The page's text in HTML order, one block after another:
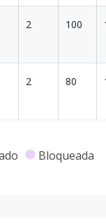
2 100
2 80
Bloqueada